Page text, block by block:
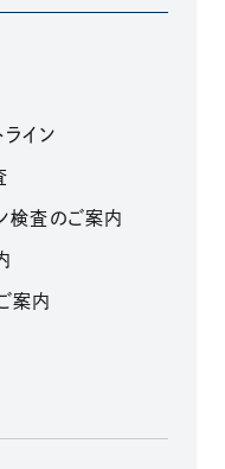
イン
検査のご案内
案内